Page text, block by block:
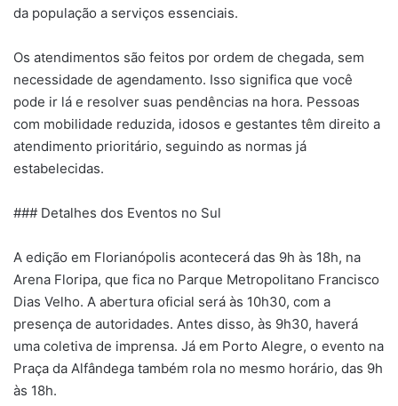
da população a serviços essenciais.
Os atendimentos são feitos por ordem de chegada, sem
necessidade de agendamento. Isso significa que você
pode ir lá e resolver suas pendências na hora. Pessoas
com mobilidade reduzida, idosos e gestantes têm direito a
atendimento prioritário, seguindo as normas já
estabelecidas.
### Detalhes dos Eventos no Sul
A edição em Florianópolis acontecerá das 9h às 18h, na
Arena Floripa, que fica no Parque Metropolitano Francisco
Dias Velho. A abertura oficial será às 10h30, com a
presença de autoridades. Antes disso, às 9h30, haverá
uma coletiva de imprensa. Já em Porto Alegre, o evento na
Praça da Alfândega também rola no mesmo horário, das 9h
às 18h.